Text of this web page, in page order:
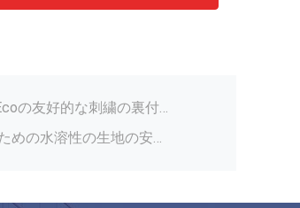
冷たい水溶性の非編まれた生地、溶解可能な衣服の行間に書き込む生地
置100% PVA材料